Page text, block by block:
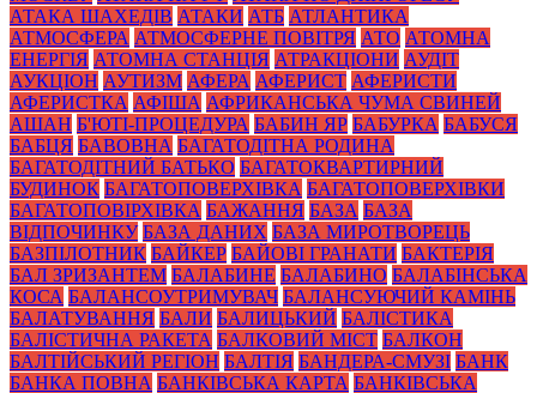
АТАКА ШАХЕДІВ АТАКИ АТБ АТЛАНТИКА
АТМОСФЕРА АТМОСФЕРНЕ ПОВІТРЯ АТО АТОМНА
ЕНЕРГІЯ АТОМНА СТАНЦІЯ АТРАКЦІОНИ АУДІТ
АУКЦІОН АУТИЗМ АФЕРА АФЕРИСТ АФЕРИСТИ
АФЕРИСТКА АФІША АФРИКАНСЬКА ЧУМА СВИНЕЙ
АШАН Б'ЮТІ-ПРОЦЕДУРА БАБИН ЯР БАБУРКА БАБУСЯ
БАБЦЯ БАВОВНА БАГАТОДІТНА РОДИНА
БАГАТОДІТНИЙ БАТЬКО БАГАТОКВАРТИРНИЙ
БУДИНОК БАГАТОПОВЕРХІВКА БАГАТОПОВЕРХІВКИ
БАГАТОПОВІРХІВКА БАЖАННЯ БАЗА БАЗА
ВІДПОЧИНКУ БАЗА ДАНИХ БАЗА МИРОТВОРЕЦЬ
БАЗПІЛОТНИК БАЙКЕР БАЙОВІ ГРАНАТИ БАКТЕРІЯ
БАЛ ЗРИЗАНТЕМ БАЛАБИНЕ БАЛАБИНО БАЛАБІНСЬКА
КОСА БАЛАНСОУТРИМУВАЧ БАЛАНСУЮЧИЙ КАМІНЬ
БАЛАТУВАННЯ БАЛИ БАЛИЦЬКИЙ БАЛІСТИКА
БАЛІСТИЧНА РАКЕТА БАЛКОВИЙ МІСТ БАЛКОН
БАЛТІЙСЬКИЙ РЕГІОН БАЛТІЯ БАНДЕРА-СМУЗІ БАНК
БАНКА ПОВНА БАНКІВСЬКА КАРТА БАНКІВСЬКА